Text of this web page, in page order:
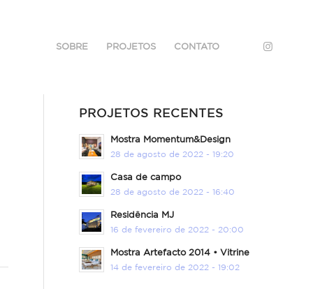
SOBRE PROJETOS CONTATO
PROJETOS RECENTES
Mostra Momentum&Design
28 de agosto de 2022 - 19:20
Casa de campo
28 de agosto de 2022 - 16:40
Residência MJ
16 de fevereiro de 2022 - 20:00
Mostra Artefacto 2014 • Vitrine
14 de fevereiro de 2022 - 19:02